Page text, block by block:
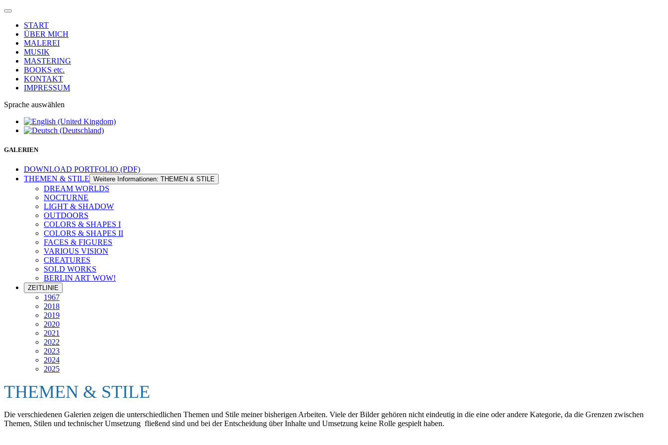
START
ÜBER MICH
MALEREI
MUSIK
MASTERING
BOOKS etc.
KONTAKT
IMPRESSUM
Sprache auswählen
GALERIEN
DOWNLOAD PORTFOLIO (PDF)
THEMEN & STILE Weitere Informationen: THEMEN & STILE
DREAM WORLDS
NOCTURNE
LIGHT & SHADOW
OUTDOORS
COLORS & SHAPES I
COLORS & SHAPES II
FACES & FIGURES
VARIOUS VISION
CREATURES
SOLD WORKS
BERLIN ART WOW!
ZEITLINIE
1967
2018
2019
2020
2021
2022
2023
2024
2025
THEMEN & STILE
Die verschiedenen Galerien zeigen die unterschiedlichen Themen und Stile meiner bisherigen Arbeiten. Viele der Bilder gehören nicht eindeutig in die eine oder andere Kategorie, da die Grenzen zwischen
Themen, Stilen und technischer Umsetzung fließend sind und bei der Entscheidung über Inhalte und Umsetzung keine Rolle gespielt haben.